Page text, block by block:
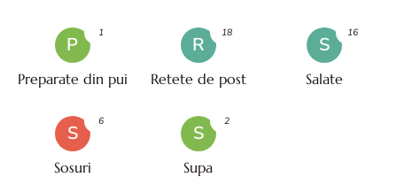
P
Preparate din pui
1
R
Retete de post
18
S
Salate
16
S
Sosuri
6
S
Supa
2